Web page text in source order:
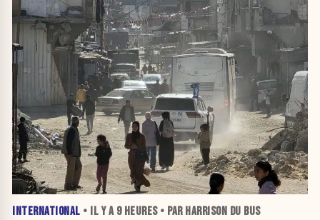
INTERNATIONAL • IL Y A 9 HEURES• PAR HARRISON DU BUS